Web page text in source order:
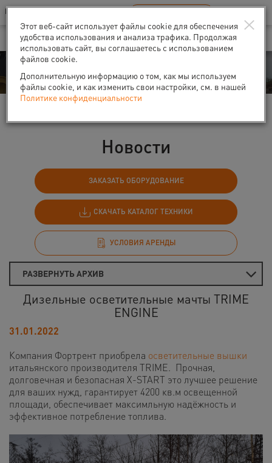
Ваш город:Санкт-Петербург
В Вашем регионе нет наших офисов RU EN
События
Новости
ЗАКАЗАТЬ ОБОРУДОВАНИЕ
СКАЧАТЬ КАТАЛОГ ТЕХНИКИ
УСЛОВИЯ АРЕНДЫ
РАЗВЕРНУТЬ АРХИВ
Дизельные осветительные мачты TRIME
ENGINE
31.01.2022
Компания Фортрент приобрела осветительные вышки
итальянского производителя TRIME. Прочная,
долговечная и безопасная X-START это лучшее решение
для ваших нужд, гарантирует 4200 кв.м освещенной
площади, обеспечивает максимльную надёжность и
эффективное потребление топлива.
×
Этот веб-сайт использует файлы cookie для обеспечения
удобства использования и анализа трафика. Продолжая
использовать сайт, вы соглашаетесь с использованием
файлов cookie.
Дополнительную информацию о том, как мы используем
файлы cookie, и как изменить свои настройки, см. в нашей
Политике конфиденциальности